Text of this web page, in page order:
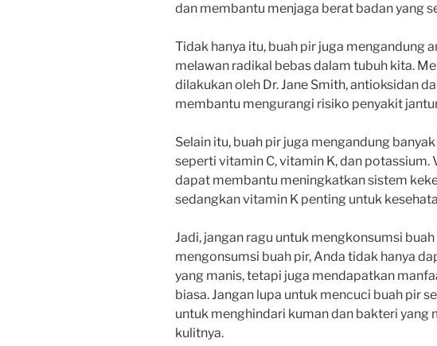
dan membantu menjaga berat badan yang
Tidak hanya itu, buah pir juga mengandung
melawan radikal bebas dalam tubuh kita.
dilakukan oleh Dr. Jane Smith, antioksidan
membantu mengurangi risiko penyakit
Selain itu, buah pir juga mengandung
seperti vitamin C, vitamin K, dan potassium.
dapat membantu meningkatkan sistem
sedangkan vitamin K penting untuk
Jadi, jangan ragu untuk mengkonsumsi
mengonsumsi buah pir, Anda tidak hanya
yang manis, tetapi juga mendapatkan
biasa. Jangan lupa untuk mencuci buah pir
untuk menghindari kuman dan bakteri yang
kulitnya.